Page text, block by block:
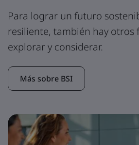
Para lograr un futuro
resiliente, también hay otros
explorar y considerar.
Más sobre BSI